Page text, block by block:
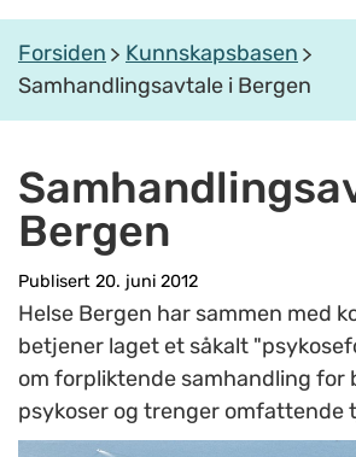
Forsiden
Kunnskapsbasen
Samhandlingsavtale i Bergen
Bergen
Publisert 20. juni 2012
Helse Bergen har sammen med
betjener laget et såkalt
om forpliktende samhandling for
psykoser og trenger omfattende